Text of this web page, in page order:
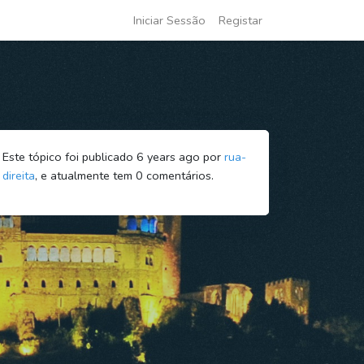
Iniciar Sessão Registar
Este tópico foi publicado 6 years ago por rua-
direita, e atualmente tem 0 comentários.